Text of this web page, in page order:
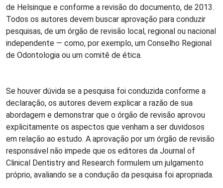
de Helsinque e conforme a revisão do documento, de 2013.
Todos os autores devem buscar aprovação para conduzir
pesquisas, de um órgão de revisão local, regional ou nacional
independente — como, por exemplo, um Conselho Regional
de Odontologia ou um comitê de ética.
Se houver dúvida se a pesquisa foi conduzida conforme a
declaração, os autores devem explicar a razão de sua
abordagem e demonstrar que o órgão de revisão aprovou
explicitamente os aspectos que venham a ser duvidosos
em relação ao estudo. A aprovação por um órgão de revisão
responsável não impede que os editores da Journal of
Clinical Dentistry and Research formulem um julgamento
próprio, avaliando se a condução da pesquisa foi apropriada.